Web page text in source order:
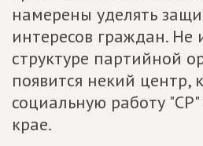
намерены уделять
интересов граждан. Не
структуре партийной
появится некий
социальную работу
крае.